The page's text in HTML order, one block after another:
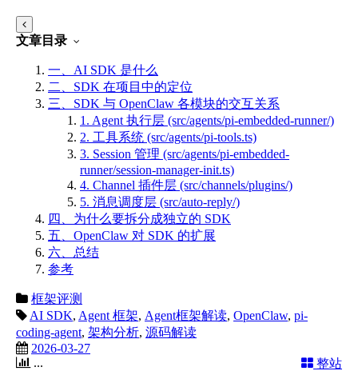
文章目录
一、AI SDK 是什么
二、SDK 在项目中的定位
三、SDK 与 OpenClaw 各模块的交互关系
1. Agent 执行层 (src/agents/pi-embedded-runner/)
2. 工具系统 (src/agents/pi-tools.ts)
3. Session 管理 (src/agents/pi-embedded-
runner/session-manager-init.ts)
4. Channel 插件层 (src/channels/plugins/)
5. 消息调度层 (src/auto-reply/)
四、为什么要拆分成独立的 SDK
五、OpenClaw 对 SDK 的扩展
六、总结
参考
框架评测
AI SDK, Agent 框架, Agent框架解读, OpenClaw, pi-
coding-agent, 架构分析, 源码解读
2026-03-27
...
整站